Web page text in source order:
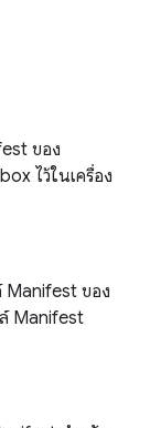
ของ
ไว้ในเครื่อง
Manifest ของ
Manifest